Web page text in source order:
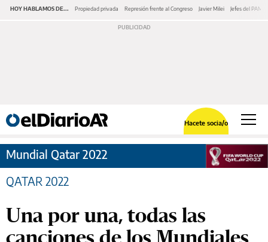
HOY HABLAMOS DE... Propiedad privada Represión frente al Congreso Javier Milei Jefes del PAMI
Hacete socia/o
Mundial Qatar 2022
QATAR 2022
Una por una, todas las